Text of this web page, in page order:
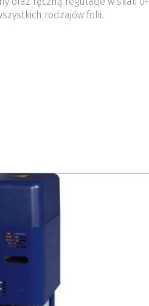
rodzajów folii.